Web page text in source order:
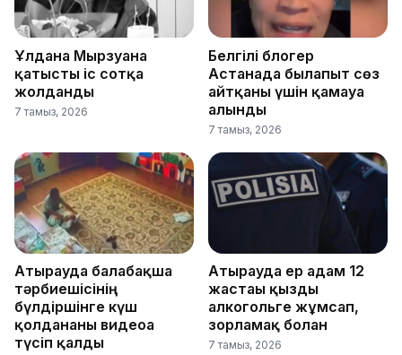
Ұлдана Мырзуанға
қатысты іс сотқа
жолданды
7 тамыз, 2026
Белгілі блогер
Астанада былапыт сөз
айтқаны үшін қамауға
алынды
7 тамыз, 2026
Атырауда балабақша
тәрбиешісінің
бүлдіршінге күш
қолданғаны видеоға
түсіп қалды
Атырауда ер адам 12
жастағы қызды
алкогольге жұмсап,
зорламақ болған
7 тамыз, 2026